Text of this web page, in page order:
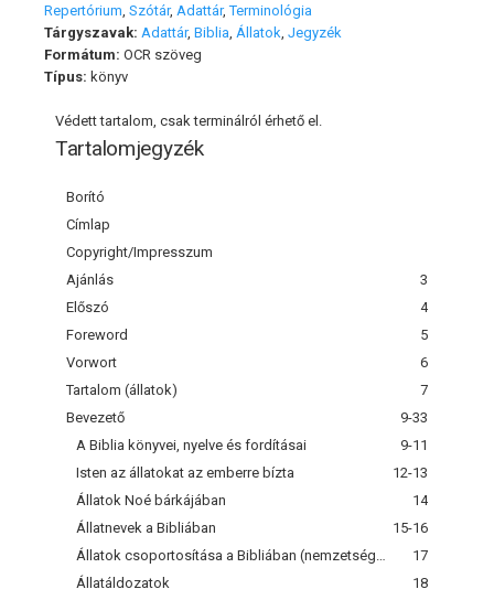
Repertórium Szótár, Adattár,Terminológia
Tárgyszavak: Adattár, Biblia Állatok Jegyzék
Formátum: OCR szöveg
Típus: könyv
Védett tartalom, csak terminálról érhető el.
Tartalomjegyzék
Borító
Címlap
Copyright/Impresszum
Ajánlás
3
Előszó
4
Foreword
5
Vorwort
6
Tartalom (állatok)
7
Bevezető
9-33
A Biblia könyvei, nyelve és fordításai
9-11
Isten az állatokat az emberre bízta
12-13
Állatok Noé bárkájában
14
Állatnevek a Bibliában
15-16
17
Állatáldozatok
18